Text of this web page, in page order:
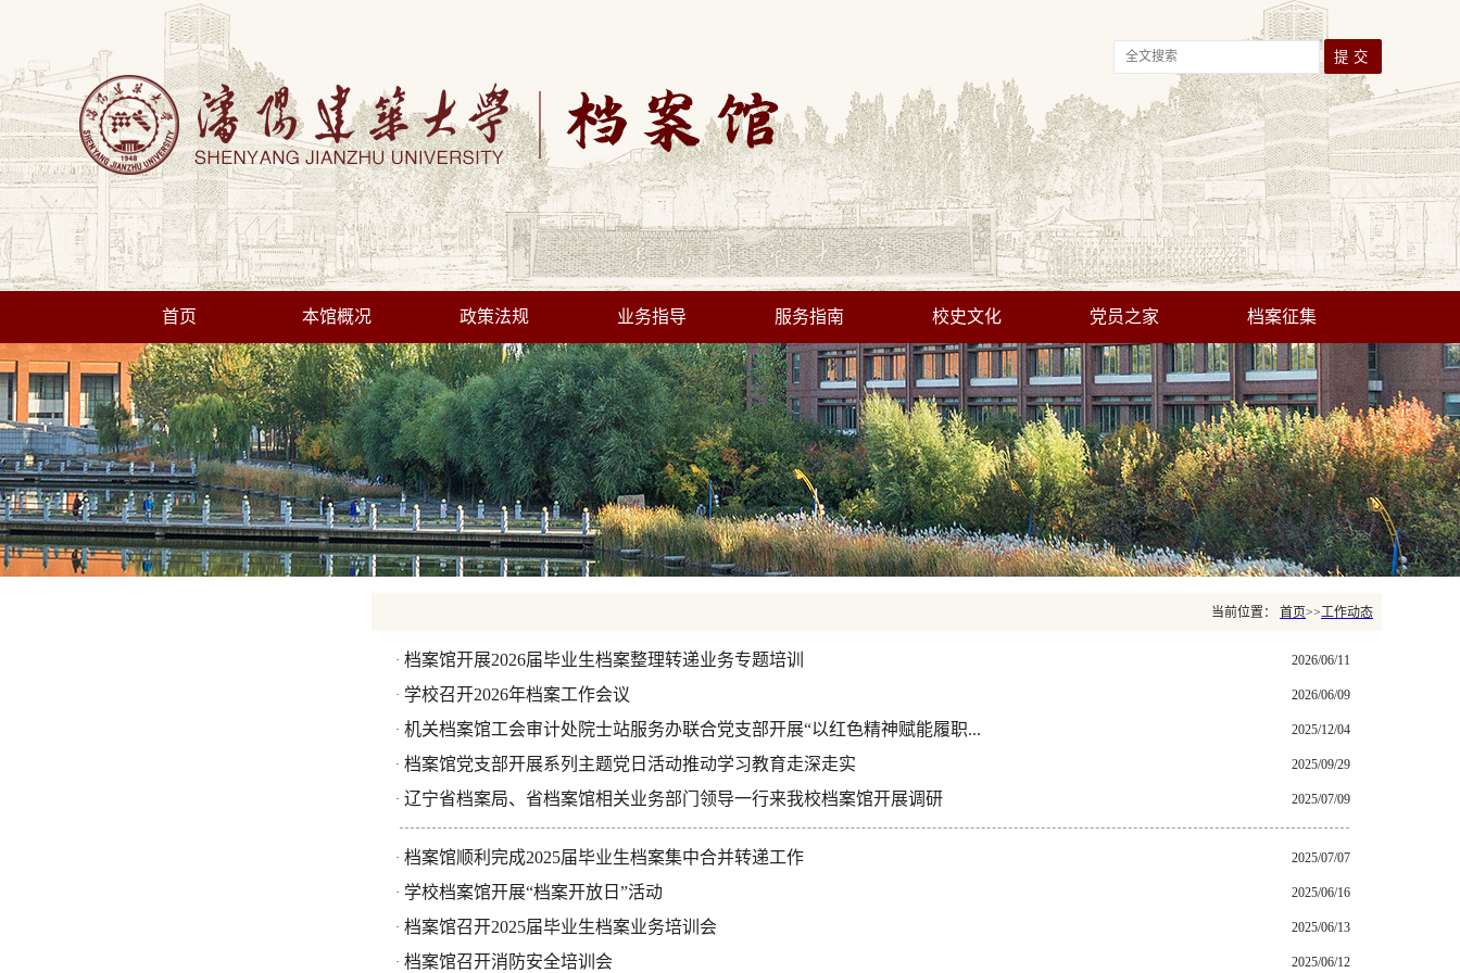
首页 本馆概况 政策法规 业务指导 服务指南 校史文化 党员之家 档案征集
当前位置： 首页>>工作动态
· 档案馆开展2026届毕业生档案整理转递业务专题培训 2026/06/11
· 学校召开2026年档案工作会议 2026/06/09
· 机关档案馆工会审计处院士站服务办联合党支部开展“以红色精神赋能履职... 2025/12/04
· 档案馆党支部开展系列主题党日活动推动学习教育走深走实 2025/09/29
· 辽宁省档案局、省档案馆相关业务部门领导一行来我校档案馆开展调研 2025/07/09
· 档案馆顺利完成2025届毕业生档案集中合并转递工作 2025/07/07
· 学校档案馆开展“档案开放日”活动 2025/06/16
· 档案馆召开2025届毕业生档案业务培训会 2025/06/13
· 档案馆召开消防安全培训会 2025/06/12